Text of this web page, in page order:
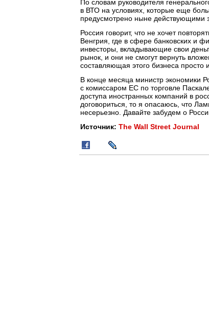
По словам руководителя
в ВТО на условиях, которые еще
предусмотрено ныне действующими
Россия говорит, что не хочет
Венгрия, где в сфере банковских и
инвесторы, вкладывающие свои
рынок, и они не смогут вернуть
составляющая этого бизнеса просто
В конце месяца министр экономики
с комиссаром ЕС по торговле
доступа иностранных компаний в
договориться, то я опасаюсь, что
несерьезно. Давайте забудем о
Источник: The Wall Street Journal